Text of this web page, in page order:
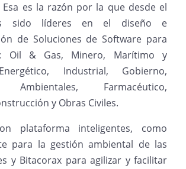
Esa es la razón por la que desde el
sido líderes en el diseño e
de Soluciones de Software para
Oil & Gas, Minero, Marítimo y
Industrial, Gobierno,
Ambientales, Farmacéutico,
y Obras Civiles.
plataforma inteligentes, como
para la gestión ambiental de las
y Bitacorax para agilizar y facilitar